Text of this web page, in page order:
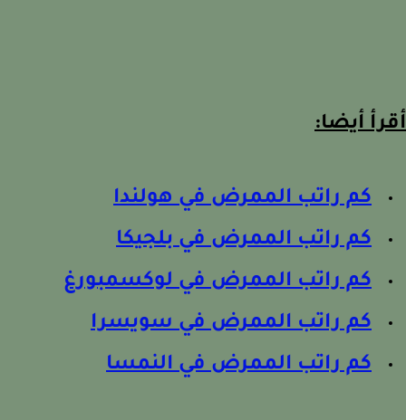
أيضا:
كم راتب الممرض في هولندا
كم راتب الممرض في بلجيكا
كم راتب الممرض في لوكسمبورغ
كم راتب الممرض في سويسرا
كم راتب الممرض في النمسا